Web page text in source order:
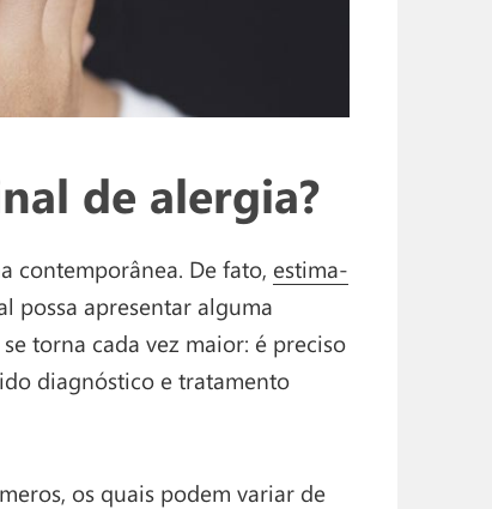
de alergia?
contemporânea. De fato, estima-
possa apresentar alguma
torna cada vez maior: é preciso
diagnóstico e tratamento
os quais podem variar de